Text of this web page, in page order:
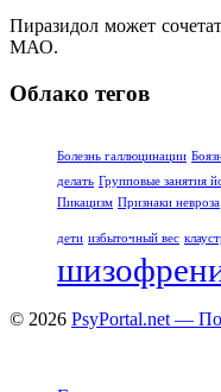
Пиразидол может
МАО.
Облако тегов
Болезнь галлюцинации
делать Групповые занятия
Пикацизм Признаки невроза
дети избыточный вес
© 2026 PsyPortal.net —